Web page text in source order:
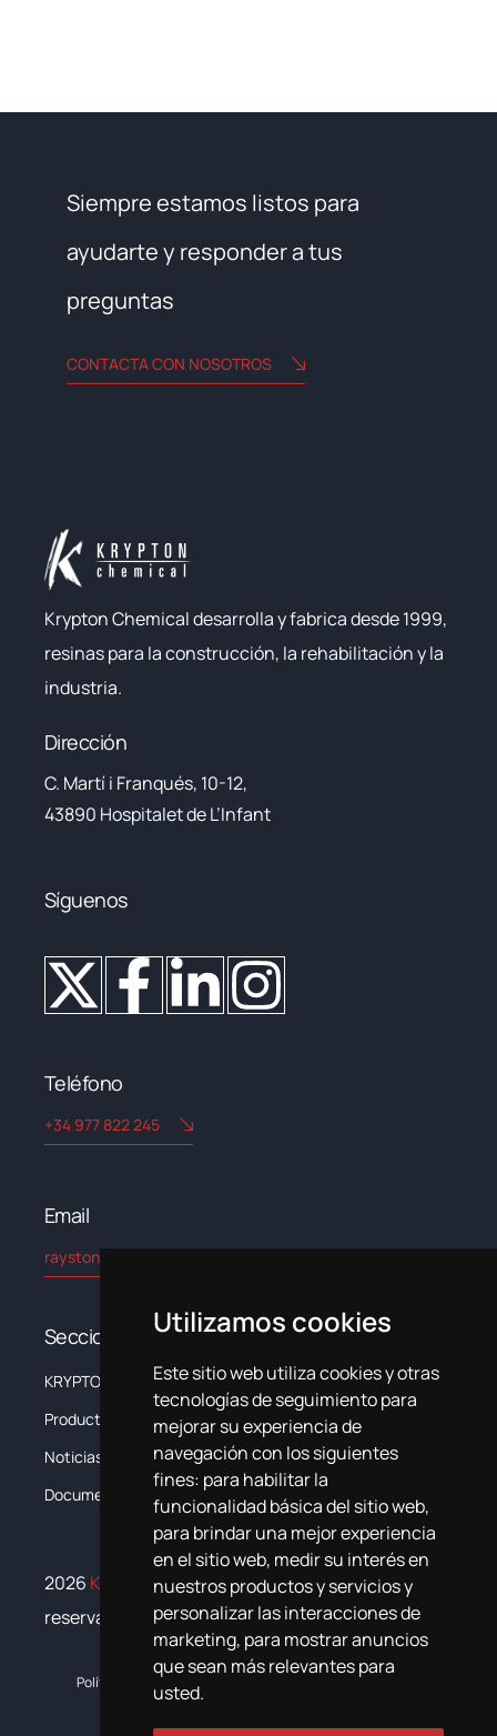
Utilizamos cookies
Este sitio web utiliza cookies y otras
tecnologías de seguimiento para
mejorar su experiencia de
navegación con los siguientes
fines: para habilitar la
funcionalidad básica del sitio web,
para brindar una mejor experiencia
en el sitio web, medir su interés en
nuestros productos y servicios y
personalizar las interacciones de
marketing, para mostrar anuncios
que sean más relevantes para
usted.
Siempre estamos listos para
ayudarte y responder a tus
preguntas
CONTACTA CON NOSOTROS
Krypton Chemical desarrolla y fabrica desde 1999,
resinas para la construcción, la rehabilitación y la
industria.
Dirección
C. Martí i Franqués, 10-12,
43890 Hospitalet de L’Infant
Síguenos
Teléfono
+34 977 822 245
Email​
rayston@kryptonchemical.com
Secciones
KRYPTON
La Empresa
Productos
Sistemas
Noticias
Formación
Documentación
Contacta
2026 Krypton Chemical. Todos los derechos
reservados
Política de cookies Política de privacidad Plan de igualdad